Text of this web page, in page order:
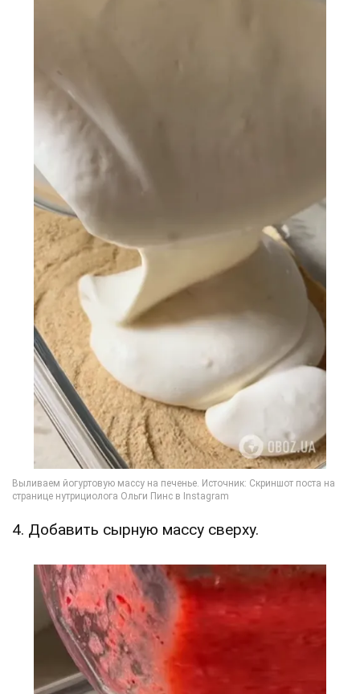
4. Добавить сырную массу сверху.